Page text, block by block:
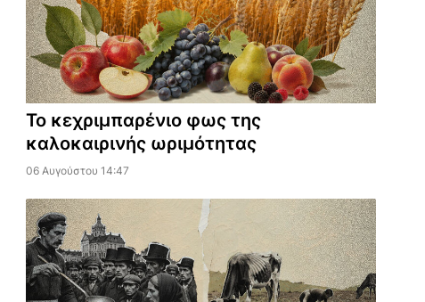
Το κεχριμπαρένιο φως της
καλοκαιρινής ωριμότητας
06 Αυγούστου 14:47